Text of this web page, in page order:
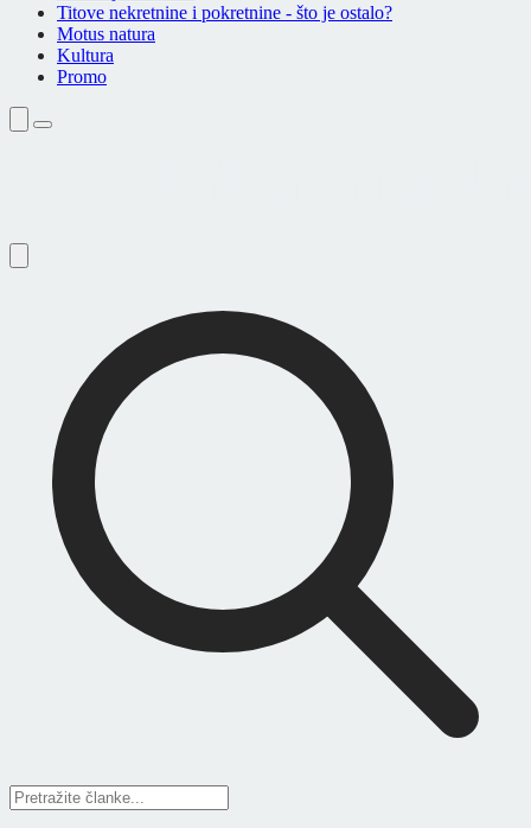
Titove nekretnine i pokretnine - što je ostalo?
Motus natura
Kultura
Promo